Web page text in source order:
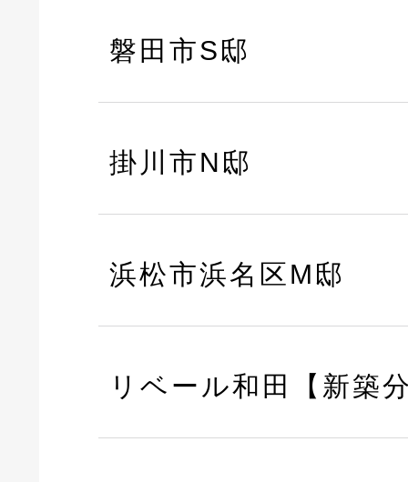
磐田市S邸
掛川市N邸
浜松市浜名区M邸
リベール和田【新築